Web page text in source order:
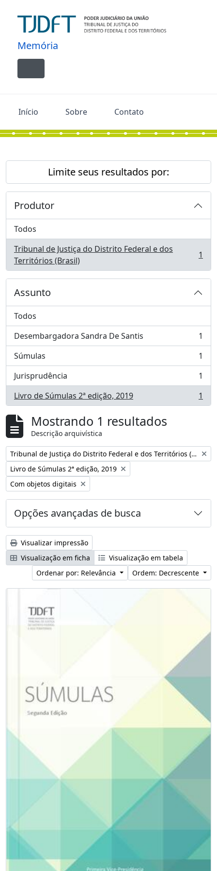
Memória
Toggle navigation
Início Sobre Contato
Limite seus resultados por:
Produtor
Todos
Tribunal de Justiça do Distrito Federal e dos
Territórios (Brasil)
, 1 resultados 1
Assunto
Todos
Desembargadora Sandra De Santis
, 1 resultados
1
Súmulas
, 1 resultados
1
Jurisprudência
, 1 resultados
1
Livro de Súmulas 2ª edição, 2019
, 1 resultados 1
Mostrando 1 resultados
Descrição arquivística
Remover filtro:
Tribunal de Justiça do Distrito Federal e dos Territórios (Brasil)
Remover filtro:
Livro de Súmulas 2ª edição, 2019
Remover filtro:
Com objetos digitais
Opções avançadas de busca
Visualizar impressão
Visualização em ficha
Visualização em tabela
Ordenar por: Relevância
Ordem: Decrescente